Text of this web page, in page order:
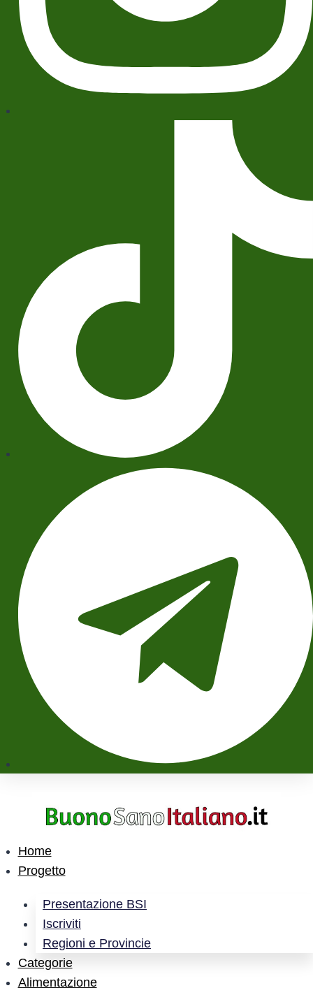
Home
Progetto
Presentazione BSI
Iscriviti
Regioni e Provincie
Categorie
Alimentazione